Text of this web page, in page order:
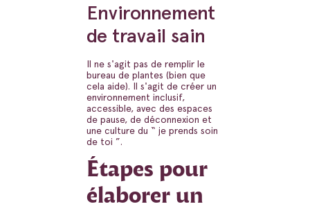
Environnement
de travail sain
Il ne s'agit pas de remplir le
bureau de plantes (bien que
cela aide). Il s'agit de créer un
environnement inclusif,
accessible, avec des espaces
de pause, de déconnexion et
une culture du “ je prends soin
de toi ”.
Étapes pour
élaborer un